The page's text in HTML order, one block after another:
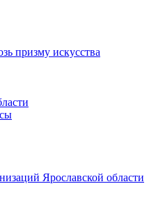
призму искусства
Ярославской области